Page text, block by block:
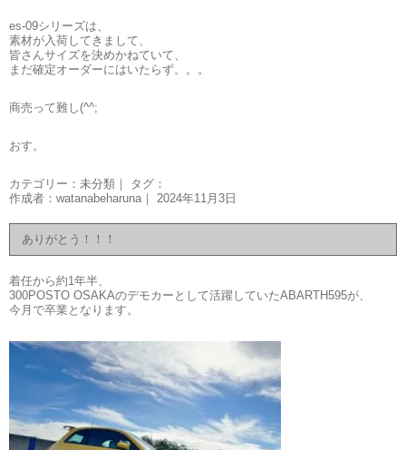
es-09シリーズは、
素材が入荷してきまして、
皆さんサイズを決めかねていて、
まだ確定オーダーにはいたらず。。。
商売って難し(^^;
おす。
カテゴリー： 未分類 ｜ タグ：
作成者：watanabeharuna｜ 2024年11月3日
ありがとう！！！
着任から約1年半、
300POSTO OSAKAのデモカーとして活躍していたABARTH595が、
今月で卒業となります。